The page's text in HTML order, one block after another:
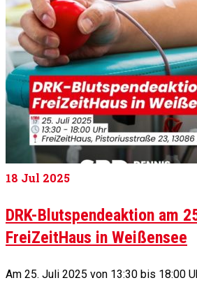
18 Jul 2025
DRK-Blutspendeaktion am
FreiZeitHaus in Weißensee
Am 25. Juli 2025 von 13:30 bis 18:00